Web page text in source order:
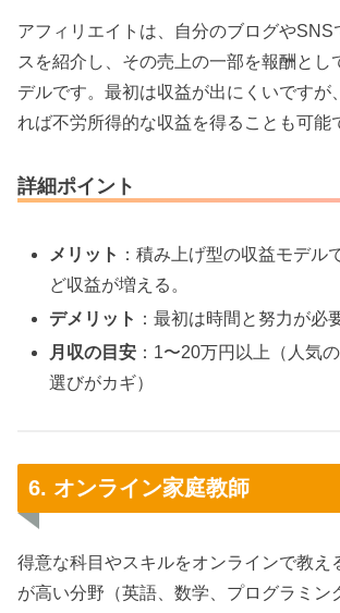
アフィリエイトは、自分のブログやSNS
スを紹介し、その売上の一部を報酬とし
デルです。最初は収益が出にくいですが
れば不労所得的な収益を得ることも可能
詳細ポイント
メリット ：積み上げ型の収益モデル
ど収益が増える。
デメリット ：最初は時間と努力が必
月収の目安 ：1〜20万円以上（人気
選びがカギ）
6. オンライン家庭教師
得意な科目やスキルをオンラインで教え
が高い分野（英語、数学、プログラミン